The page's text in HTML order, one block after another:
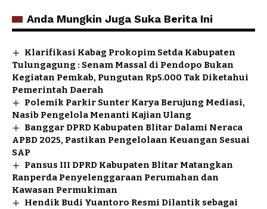
Anda Mungkin Juga Suka Berita Ini
Klarifikasi Kabag Prokopim Setda Kabupaten
Tulungagung : Senam Massal di Pendopo Bukan
Kegiatan Pemkab, Pungutan Rp5.000 Tak Diketahui
Pemerintah Daerah
Polemik Parkir Sunter Karya Berujung Mediasi,
Nasib Pengelola Menanti Kajian Ulang
Banggar DPRD Kabupaten Blitar Dalami Neraca
APBD 2025, Pastikan Pengelolaan Keuangan Sesuai
SAP
Pansus III DPRD Kabupaten Blitar Matangkan
Ranperda Penyelenggaraan Perumahan dan
Kawasan Permukiman
Hendik Budi Yuantoro Resmi Dilantik sebagai